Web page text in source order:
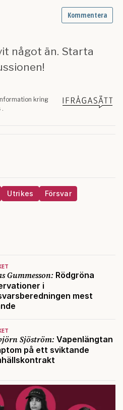
Utrikes
Försvar
Gummesson: Rödgröna
i
mest
Sjöström: Vapenlängtan
på ett sviktande